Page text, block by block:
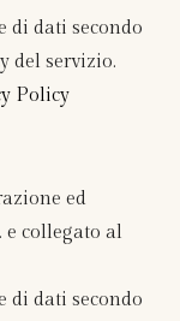
di dati secondo
del servizio.
Policy
ed
collegato al
di dati secondo